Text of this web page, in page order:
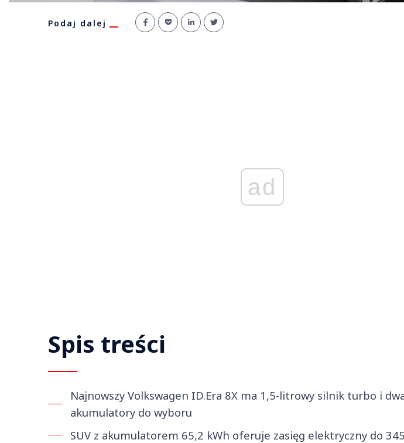
Podaj dalej
ad
Spis treści
Najnowszy Volkswagen ID.Era 8X ma 1,5-litrowy silnik turbo i
akumulatory do wyboru
SUV z akumulatorem 65,2 kWh oferuje zasięg elektryczny do